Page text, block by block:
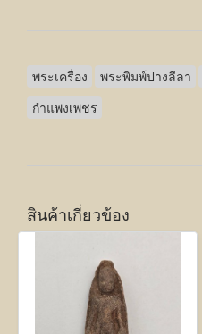
พระเครื่อง พระพิมพ์ปางลีลา
กำแพงเพชร
สินค้าเกี่ยวข้อง